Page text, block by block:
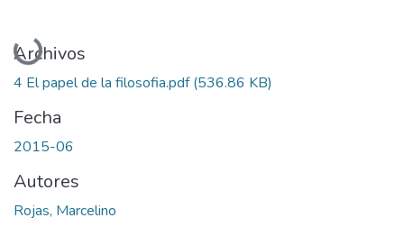
Cargando...
Archivos
4 El papel de la filosofia.pdf(536.86 KB)
Fecha
2015-06
Autores
Rojas, Marcelino